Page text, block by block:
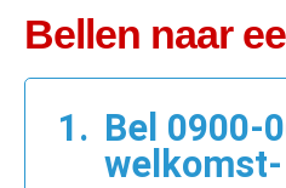
Bellen naar
Bel 0900-